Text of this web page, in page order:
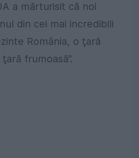
a mărturisit că noi
din cei mai incredibili
România, o ţară
frumoasă”.